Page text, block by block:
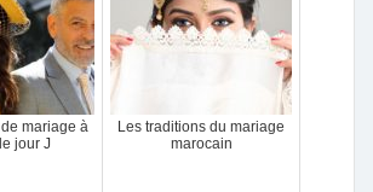
mariage à
jour J
Les traditions du mariage
marocain